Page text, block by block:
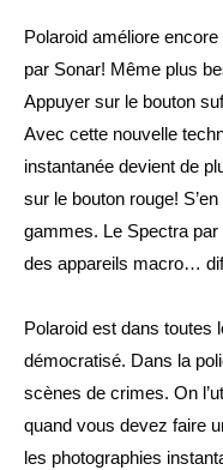
Polaroid améliore
par Sonar! Même plus
Appuyer sur le bouton
Avec cette nouvelle
instantanée devient de
sur le bouton rouge!
gammes. Le Spectra par
des appareils macro…
Polaroid est dans toutes
démocratisé. Dans la
scènes de crimes. On
quand vous devez faire
les photographies